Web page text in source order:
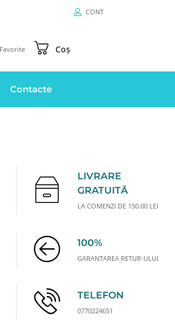
CONT
Favorite Coș
Contacte
LIVRARE
GRATUITĂ
LA COMENZI DE 150.00 LEI
100%
GARANTAREA RETUR-ULUI
TELEFON
0770224651